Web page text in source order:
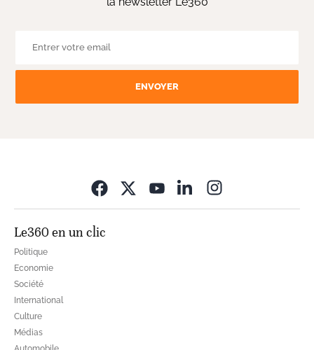
ENVOYER
Le360 en un clic
Politique
Economie
Société
International
Culture
Médias